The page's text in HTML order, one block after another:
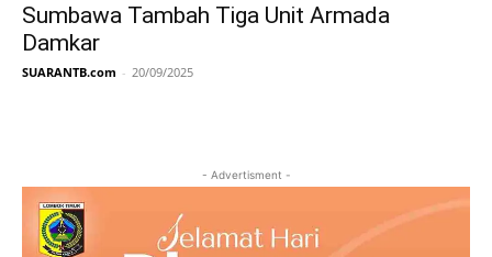
Sumbawa Tambah Tiga Unit Armada
Damkar
SUARANTB.com - 20/09/2025
- Advertisment -